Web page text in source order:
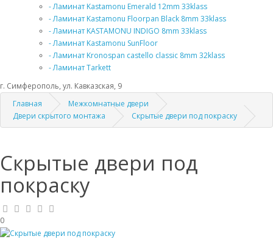
- Ламинат Kastamonu Emerald 12mm 33klass
- Ламинат Kastamonu Floorpan Black 8mm 33klass
- Ламинат KASTAMONU INDIGO 8mm 33klass
- Ламинат Kastamonu SunFloor
- Ламинат Kronospan castello classic 8mm 32klass
- Ламинат Tarkett
г. Симферополь, ул. Кавказская, 9
Главная
Межкомнатные двери
Двери скрытого монтажа
Скрытые двери под покраску
Скрытые двери под
покраску
0